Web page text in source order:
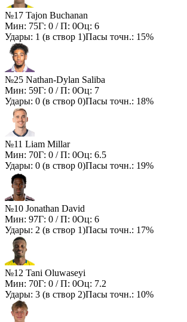
№17 Tajon Buchanan
Мин: 75Г: 0 / П: 0Оц: 6
Удары: 1 (в створ 1)Пасы точн.: 15%
№25 Nathan-Dylan Saliba
Мин: 59Г: 0 / П: 0Оц: 7
Удары: 0 (в створ 0)Пасы точн.: 18%
№11 Liam Millar
Мин: 70Г: 0 / П: 0Оц: 6.5
Удары: 0 (в створ 0)Пасы точн.: 19%
№10 Jonathan David
Мин: 97Г: 0 / П: 0Оц: 6
Удары: 2 (в створ 1)Пасы точн.: 17%
№12 Tani Oluwaseyi
Мин: 70Г: 0 / П: 0Оц: 7.2
Удары: 3 (в створ 2)Пасы точн.: 10%